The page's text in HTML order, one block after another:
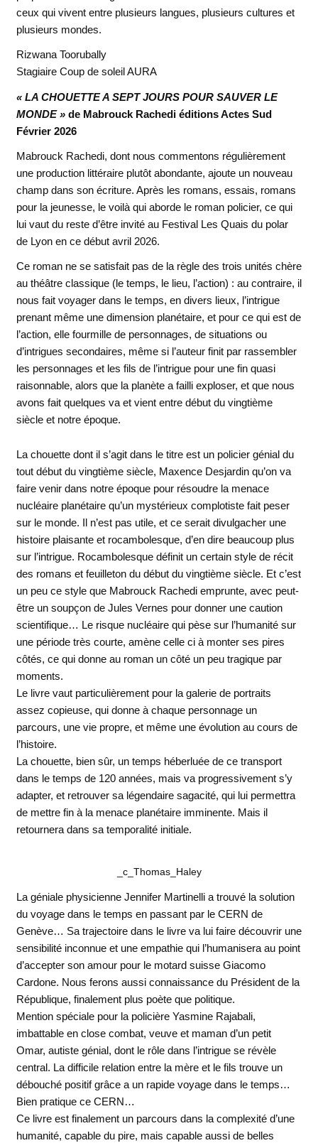
ceux qui vivent entre plusieurs langues, plusieurs cultures et
plusieurs mondes.
Rizwana Toorubally
Stagiaire Coup de soleil AURA
« LA CHOUETTE A SEPT JOURS POUR SAUVER LE
MONDE »de Mabrouck Rachedi éditions Actes Sud
Février 2026
Mabrouck Rachedi, dont nous commentons régulièrement
une production littéraire plutôt abondante, ajoute un nouveau
champ dans son écriture. Après les romans, essais, romans
pour la jeunesse, le voilà qui aborde le roman policier, ce qui
lui vaut du reste d’être invité au Festival Les Quais du polar
de Lyon en ce début avril 2026.
Ce roman ne se satisfait pas de la règle des trois unités chère
au théâtre classique (le temps, le lieu, l’action) : au contraire, il
nous fait voyager dans le temps, en divers lieux, l’intrigue
prenant même une dimension planétaire, et pour ce qui est de
l’action, elle fourmille de personnages, de situations ou
d’intrigues secondaires, même si l’auteur finit par rassembler
les personnages et les fils de l’intrigue pour une fin quasi
raisonnable, alors que la planète a failli exploser, et que nous
avons fait quelques va et vient entre début du vingtième
siècle et notre époque.
La chouette dont il s’agit dans le titre est un policier génial du
tout début du vingtième siècle, Maxence Desjardin qu’on va
faire venir dans notre époque pour résoudre la menace
nucléaire planétaire qu’un mystérieux complotiste fait peser
sur le monde. Il n’est pas utile, et ce serait divulgacher une
histoire plaisante et rocambolesque, d’en dire beaucoup plus
sur l’intrigue. Rocambolesque définit un certain style de récit
des romans et feuilleton du début du vingtième siècle. Et c’est
un peu ce style que Mabrouck Rachedi emprunte, avec peut-
être un soupçon de Jules Vernes pour donner une caution
scientifique… Le risque nucléaire qui pèse sur l’humanité sur
une période très courte, amène celle ci à monter ses pires
côtés, ce qui donne au roman un côté un peu tragique par
moments.
Le livre vaut particulièrement pour la galerie de portraits
assez copieuse, qui donne à chaque personnage un
parcours, une vie propre, et même une évolution au cours de
l’histoire.
La chouette, bien sûr, un temps héberluée de ce transport
dans le temps de 120 années, mais va progressivement s’y
adapter, et retrouver sa légendaire sagacité, qui lui permettra
de mettre fin à la menace planétaire imminente. Mais il
retournera dans sa temporalité initiale.
_c_Thomas_Haley
La géniale physicienne Jennifer Martinelli a trouvé la solution
du voyage dans le temps en passant par le CERN de
Genève… Sa trajectoire dans le livre va lui faire découvrir une
sensibilité inconnue et une empathie qui l’humanisera au point
d’accepter son amour pour le motard suisse Giacomo
Cardone. Nous ferons aussi connaissance du Président de la
République, finalement plus poète que politique.
Mention spéciale pour la policière Yasmine Rajabali,
imbattable en close combat, veuve et maman d’un petit
Omar, autiste génial, dont le rôle dans l’intrigue se révèle
central. La difficile relation entre la mère et le fils trouve un
débouché positif grâce a un rapide voyage dans le temps…
Bien pratique ce CERN…
Ce livre est finalement un parcours dans la complexité d’une
humanité, capable du pire, mais capable aussi de belles